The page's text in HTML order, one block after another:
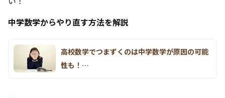
中学数学からやり直す方法を解説
高校数学でつまずくのは中学数学が原因の可能
性も！…